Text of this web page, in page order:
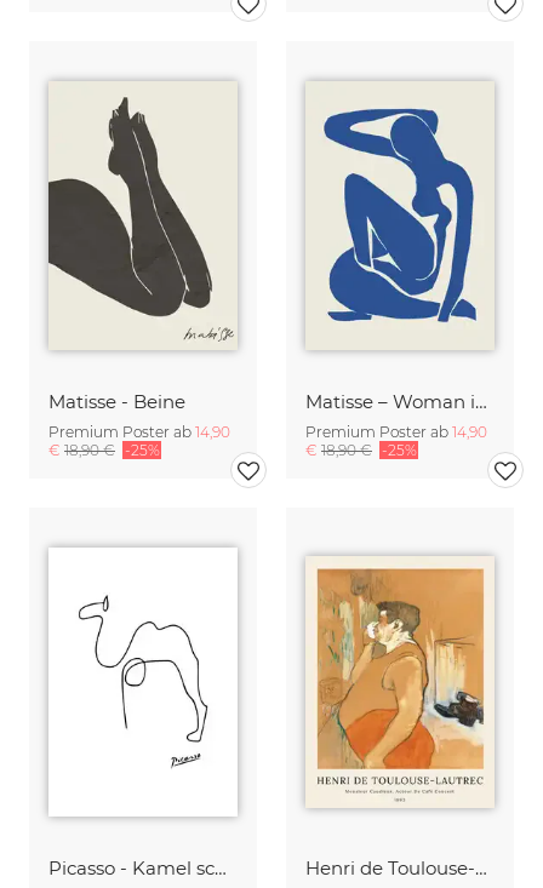
Matisse - Beine
Premium Poster ab 14,90
€ 18,90 € -25%
Matisse – Woman in Blue
Premium Poster ab 14,90
€ 18,90 € -25%
Picasso - Kamel schwarzweiß Henri de Toulouse-Lautrec: Monsieur Caudieux